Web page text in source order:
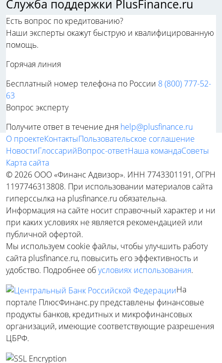
Служба поддержки PlusFinance.ru
Есть вопрос по кредитованию?
Наши эксперты окажут быструю и квалифицированную
помощь.
Горячая линия
Бесплатный номер телефона по России 8 (800) 777-52-
63
Вопрос эксперту
Получите ответ в течение дня help@plusfinance.ru
О проектеКонтактыПользовательское соглашение
НовостиГлоссарийВопрос-ответНаша командаСоветы
Карта сайта
© 2026 ООО «Финанс Адвизор». ИНН 7743301191, ОГРН
1197746313808. При использовании материалов сайта
гиперссылка на plusfinance.ru обязательна.
Информация на сайте носит справочный характер и ни
при каких условиях не является рекомендацией или
публичной офертой.
Мы используем cookie файлы, чтобы улучшить работу
сайта plusfinance.ru, повысить его эффективность и
удобство. Подробнее обусловиях использования.
На
портале ПлюсФинанс.ру представлены финансовые
продукты банков, кредитных и микрофинансовых
организаций, имеющие соответствующие разрешения
ЦБРФ.